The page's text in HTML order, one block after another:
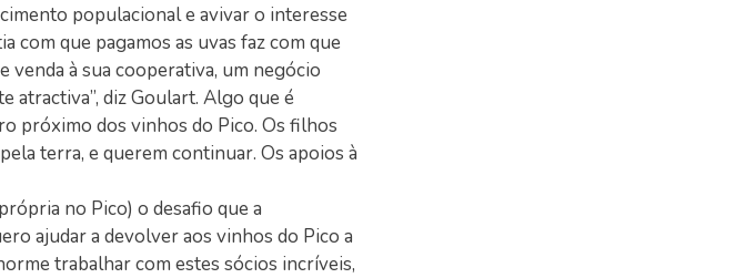
populacional e avivar o interesse
com que pagamos as uvas faz com que
venda à sua cooperativa, um negócio
atractiva”, diz Goulart. Algo que é
próximo dos vinhos do Pico. Os filhos
terra, e querem continuar. Os apoios à
no Pico) o desafio que a
ajudar a devolver aos vinhos do Pico a
trabalhar com estes sócios incríveis,